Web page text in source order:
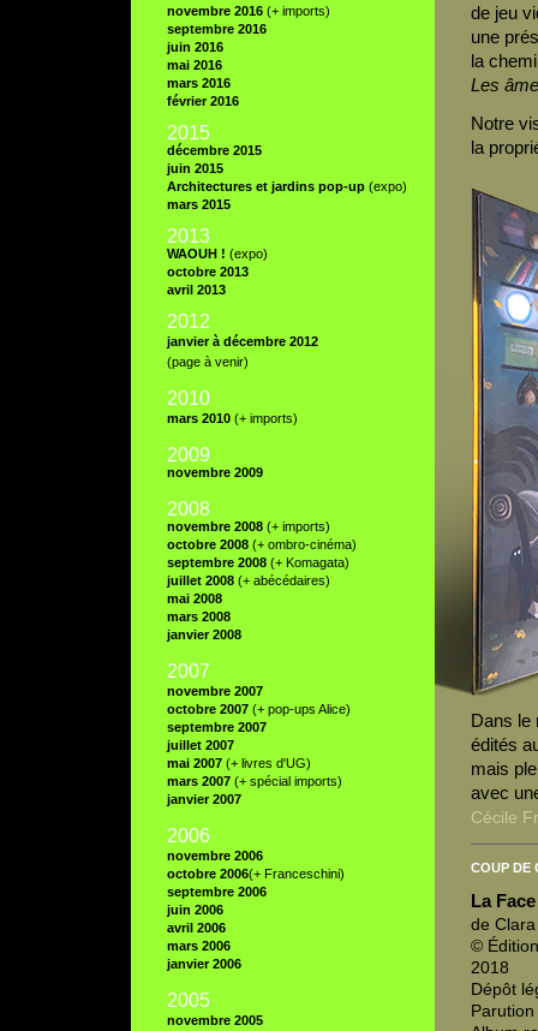
novembre 2016(+ imports)
septembre 2016
juin 2016
mai 2016
mars 2016
février 2016
2015
décembre 2015
juin 2015
Architectures et jardins pop-up(expo)
mars 2015
2013
WAOUH ! (expo)
octobre 2013
avril 2013
2012
janvier à décembre 2012
(page à venir)
2010
mars 2010 (+ imports)
2009
novembre 2009
2008
novembre 2008(+ imports)
octobre 2008(+ ombro-cinéma)
septembre 2008(+ Komagata)
juillet 2008(+ abécédaires)
mai 2008
mars 2008
janvier 2008
2007
novembre 2007
octobre 2007(+ pop-ups Alice)
septembre 2007
juillet 2007
mai 2007 (+ livres d'UG)
mars 2007(+ spécial imports)
janvier 2007
2006
novembre 2006
octobre 2006(+ Franceschini)
septembre 2006
juin 2006
avril 2006
mars 2006
janvier 2006
2005
novembre 2005
de jeu
une
la
Les
Notre
la
Dans le
édités
mais
avec
Cécile
COUP DE
La
de
©
2018
Dépôt